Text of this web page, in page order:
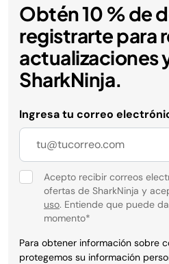
Obtén 10 % de
registrarte para
actualizaciones
SharkNinja.
Ingresa tu correo
Acepto recibir correos
ofertas de SharkNinja y
uso. Entiende que puede
momento*
Para obtener información sobre
protegemos su información